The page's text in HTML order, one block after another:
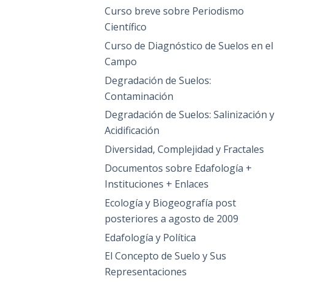
Curso breve sobre Periodismo
Científico
Curso de Diagnóstico de Suelos en el
Campo
Degradación de Suelos:
Contaminación
Degradación de Suelos: Salinización y
Acidificación
Diversidad, Complejidad y Fractales
Documentos sobre Edafología +
Instituciones + Enlaces
Ecología y Biogeografía post
posteriores a agosto de 2009
Edafología y Política
El Concepto de Suelo y Sus
Representaciones